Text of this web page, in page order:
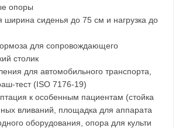
опоры
ширина сиденья до 75 см и нагрузка до
для сопровождающего
столик
для автомобильного транспорта,
тест (ISO 7176-19)
к особенным пациентам (стойка
вливаний, площадка для аппарата
оборудования, опора для культи